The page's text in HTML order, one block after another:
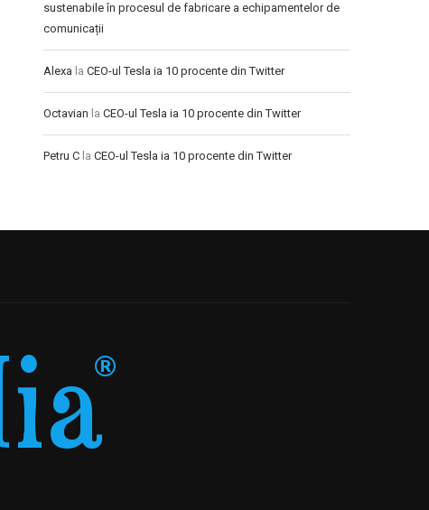
sustenabile în procesul de fabricare a echipamentelor de
comunicații
Alexa la CEO-ul Tesla ia 10 procente din Twitter
Octavian la CEO-ul Tesla ia 10 procente din Twitter
Petru C la CEO-ul Tesla ia 10 procente din Twitter